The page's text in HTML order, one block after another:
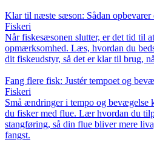
Klar til næste sæson: Sådan
Fiskeri
Når fiskesæsonen slutter, er det tid til
opmærksomhed. Læs, hvordan du
dit fiskeudstyr, så det er klar til brug,
Fang flere fisk: Justér tempoet og
Fiskeri
Små ændringer i tempo og bevægelse
du fisker med flue. Lær hvordan du
stangføring, så din flue bliver mere
fangst.